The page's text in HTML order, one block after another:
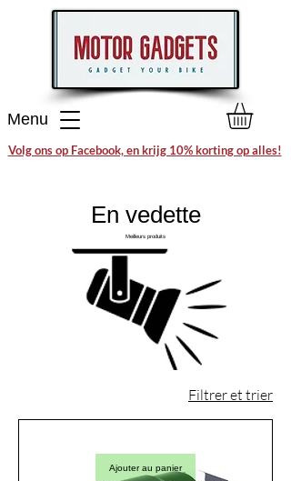
Menu
Volg ons op Facebook, en krijg 10% korting op alles!
En vedette
Meilleurs produits
Filtrer et trier
Ajouter au panier